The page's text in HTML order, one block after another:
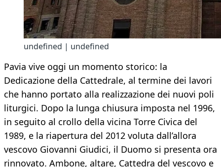
undefined | undefined
Pavia vive oggi un momento storico: la
Dedicazione della Cattedrale, al termine dei lavori
che hanno portato alla realizzazione dei nuovi poli
liturgici. Dopo la lunga chiusura imposta nel 1996,
in seguito al crollo della vicina Torre Civica del
1989, e la riapertura del 2012 voluta dall’allora
vescovo Giovanni Giudici, il Duomo si presenta ora
rinnovato. Ambone, altare, Cattedra del vescovo e